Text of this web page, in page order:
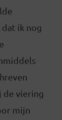
ik nog
de viering
mijn